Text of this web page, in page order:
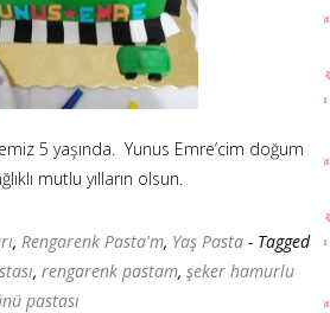
5 yaşında. Yunus Emre’cim doğum
mutlu yılların olsun.
, Rengarenk Pasta'm, Yaş Pasta - Tagged
, rengarenk pastam, şeker hamurlu
pastası